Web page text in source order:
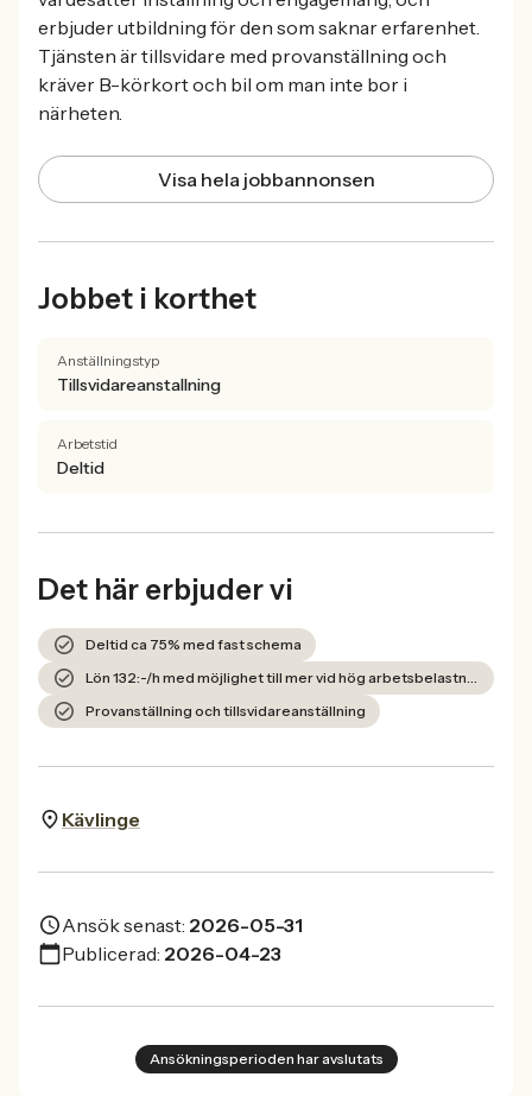
erbjuder utbildning för den som saknar erfarenhet.
Tjänsten är tillsvidare med provanställning och
kräver B-körkort och bil om man inte bor i
närheten.
Visa hela jobbannonsen
Jobbet i korthet
Anställningstyp
Tillsvidareanstallning
Arbetstid
Deltid
Det här erbjuder vi
Deltid ca 75% med fast schema
Lön 132:-/h med möjlighet till mer vid hög arbetsbelastning
Provanställning och tillsvidareanställning
Kävlinge
Ansök senast: 2026-05-31
Publicerad: 2026-04-23
Ansökningsperioden har avslutats